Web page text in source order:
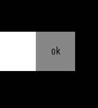
ok